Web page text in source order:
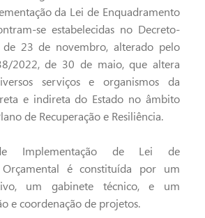
da Lei de Enquadramento
se estabelecidas no Decreto-
23 de novembro, alterado pelo
2022, de 30 de maio, que altera
serviços e organismos da
e indireta do Estado no âmbito
de Recuperação e Resiliência.
Implementação de Lei de
Orçamental é constituída por um
um gabinete técnico, e um
e coordenação de projetos.